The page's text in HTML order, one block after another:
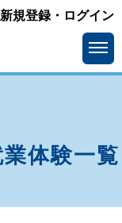
新規登録・ログイン
体験一覧
三豊市